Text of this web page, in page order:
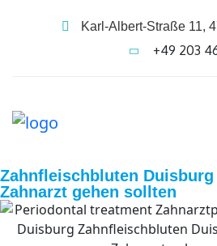
Karl-Albert-Straße 11,
+49 203
Zahnfleischbluten Duisburg
Zahnarzt gehen sollten